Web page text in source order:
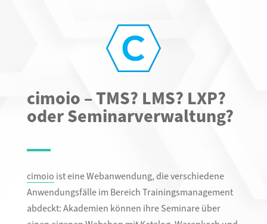
cimoio – TMS? LMS? LXP?
oder Seminarverwaltung?
cimoio ist eine Webanwendung, die verschiedene
Anwendungsfälle im Bereich Trainingsmanagement
abdeckt: Akademien können ihre Seminare über